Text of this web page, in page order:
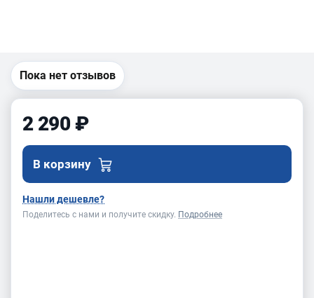
Пока нет отзывов
2 290 ₽
В корзину
Нашли дешевле?
Поделитесь с нами и получите скидку. Подробнее